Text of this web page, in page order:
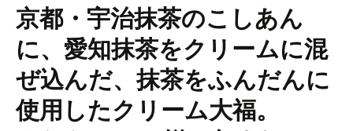
京都・宇治抹茶のこしあん
に、愛知抹茶をクリームに混
ぜ込んだ、抹茶をふんだんに
使用したクリーム大福。